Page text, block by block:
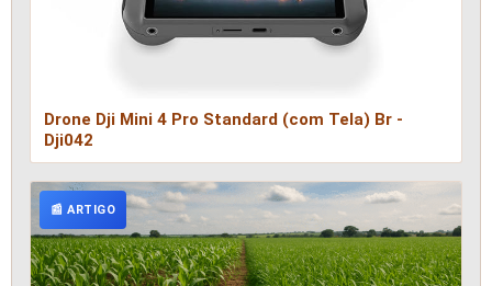
Drone Dji Mini 4 Pro Standard (com Tela) Br -
Dji042
📰 ARTIGO